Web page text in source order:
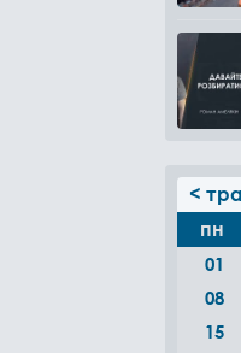
< тра
пн
01
08
15